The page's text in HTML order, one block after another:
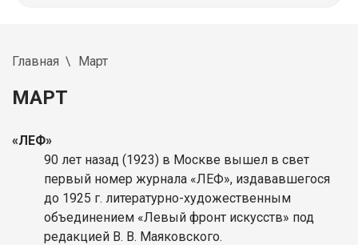
Главная Март
МАРТ
«ЛЕФ»
90 лет назад (1923) в Москве вышел в свет
первый номер журнала «ЛЕФ», издававшегося
до 1925 г. литературно-художественным
объединением «Левый фронт искусств» под
редакцией В. В. Маяковского.